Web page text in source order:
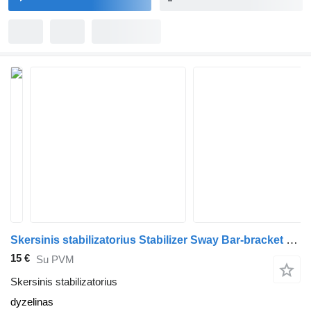
Skersinis stabilizatorius Stabilizer Sway Bar-bracket sunkvežimio Scania 124L
15 € Su PVM
Skersinis stabilizatorius
dyzelinas